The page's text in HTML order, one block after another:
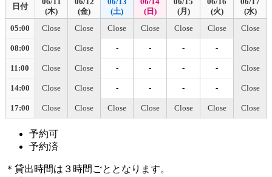
日付
(木)
(金)
(土)
(日)
(月)
(火)
(水)
05:00
Close Close Close Close Close Close Close
08:00 Close Close - - - - Close
11:00 Close Close - - - - Close
14:00 Close Close - - - - Close
17:00 Close Close Close Close Close Close Close
予約可
予約済
＊貸出時間は３時間ごととなります。